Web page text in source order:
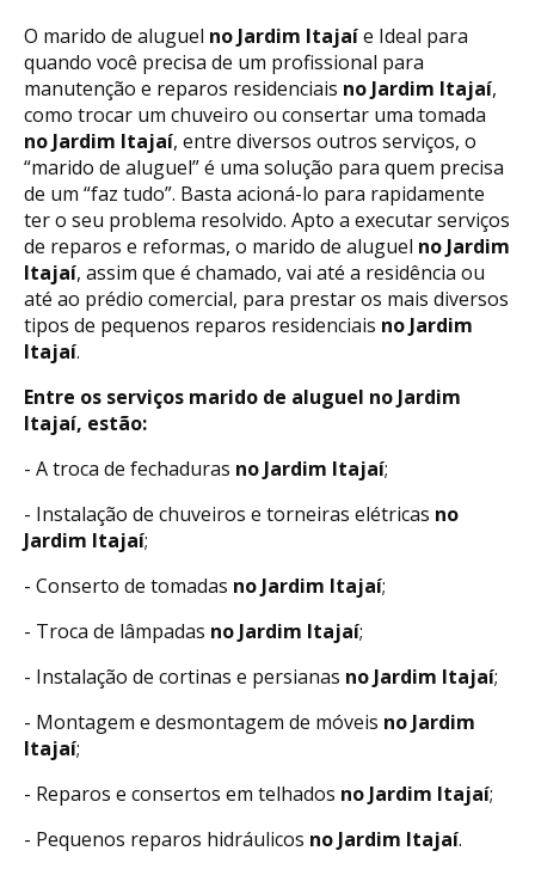
O marido de aluguel no Jardim Itajaíe Ideal para
quando você precisa de um profissional para
manutenção e reparos residenciais no Jardim Itajaí,
como trocar um chuveiro ou consertar uma tomada
no Jardim Itajaí, entre diversos outros serviços, o
“marido de aluguel” é uma solução para quem precisa
de um “faz tudo”. Basta acioná-lo para rapidamente
ter o seu problema resolvido. Apto a executar serviços
de reparos e reformas, o marido de aluguel no Jardim
Itajaí, assim que é chamado, vai até a residência ou
até ao prédio comercial, para prestar os mais diversos
tipos de pequenos reparos residenciais no Jardim
Itajaí.
Entre os serviços marido de aluguel no Jardim
Itajaí, estão:
- A troca de fechaduras no Jardim Itajaí;
- Instalação de chuveiros e torneiras elétricas no
Jardim Itajaí;
- Conserto de tomadas no Jardim Itajaí;
- Troca de lâmpadas no Jardim Itajaí;
- Instalação de cortinas e persianas no Jardim Itajaí;
- Montagem e desmontagem de móveis no Jardim
Itajaí;
- Reparos e consertos em telhados no Jardim Itajaí;
- Pequenos reparos hidráulicos no Jardim Itajaí.